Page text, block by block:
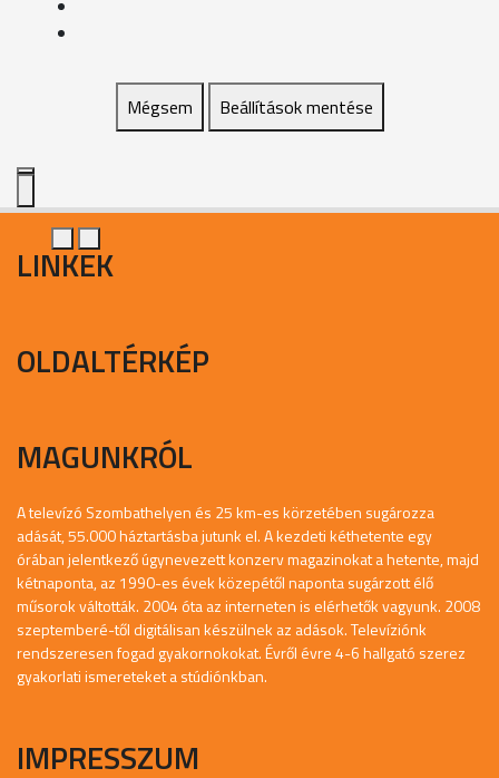
Mégsem Beállítások mentése
LINKEK
OLDALTÉRKÉP
MAGUNKRÓL
A televízó Szombathelyen és 25 km-es körzetében sugározza
adását, 55.000 háztartásba jutunk el. A kezdeti kéthetente egy
órában jelentkező úgynevezett konzerv magazinokat a hetente, majd
kétnaponta, az 1990-es évek közepétől naponta sugárzott élő
műsorok váltották. 2004 óta az interneten is elérhetők vagyunk. 2008
szeptemberé-től digitálisan készülnek az adások. Televíziónk
rendszeresen fogad gyakornokokat. Évről évre 4-6 hallgató szerez
gyakorlati ismereteket a stúdiónkban.
IMPRESSZUM